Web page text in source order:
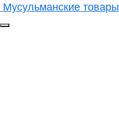
Мусульманские товары